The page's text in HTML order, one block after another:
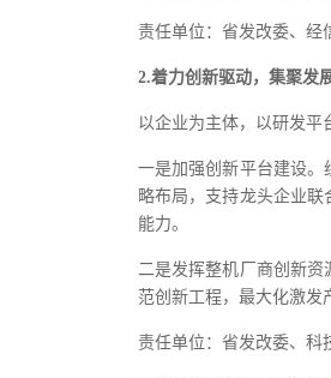
责任单位：省发改委、经
2.着力创新驱动，集聚发
以企业为主体，以研发平
一是加强创新平台建设。
略布局，支持龙头企业
能力。
二是发挥整机厂商创新资
范创新工程，最大化激发
责任单位：省发改委、科